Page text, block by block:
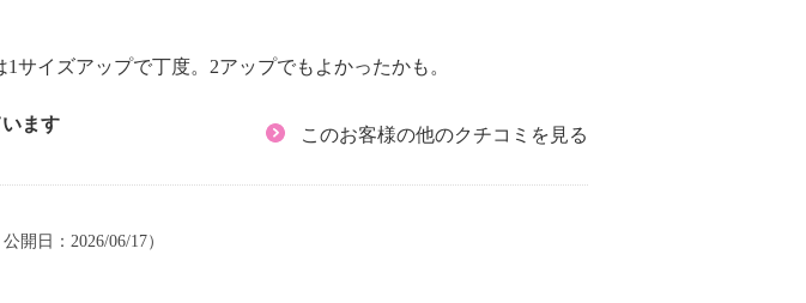
イズアップで丁度。2アップでもよかったかも。
ます
このお客様の他のクチコミを見る
開日：2026/06/17）